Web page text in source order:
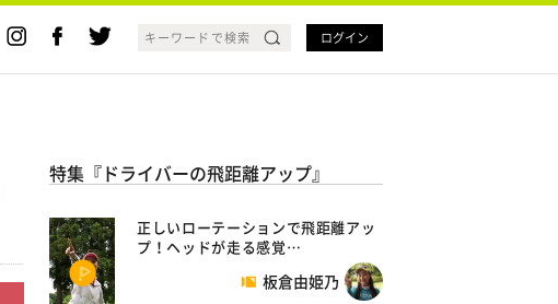
ログイン
特集『ドライバーの飛距離アップ』
正しいローテーションで飛距離アッ
プ！ヘッドが走る感覚…
板倉由姫乃